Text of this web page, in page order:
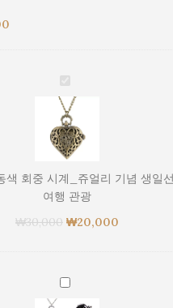
하
트
동
색
회
시
계
_
리
색 회중 시계_쥬얼리 기념 생일
여행 관광
₩30,000 ₩20,000
(랜